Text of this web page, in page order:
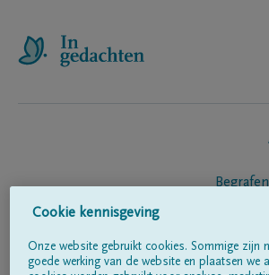
Volg ons op
Cookie kennisgeving
Onze website gebruikt cookies. Sommige zijn
goede werking van de website en plaatsen we